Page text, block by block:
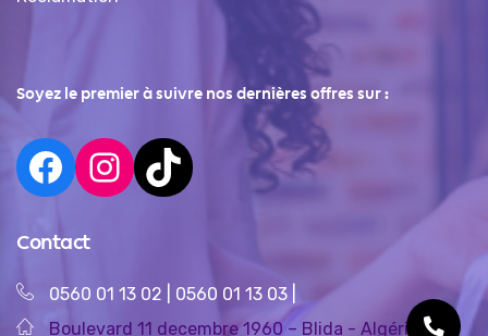
Soyez le premier à suivre nos dernières offres sur :
Contact
0560 01 13 02 0560 01 13 03
Boulevard 11 decembre 1960 – Blida - Algérie